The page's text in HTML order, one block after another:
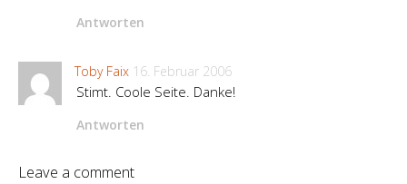
Antworten
Toby Faix 16. Februar 2006
Stimt. Coole Seite. Danke!
Antworten
Leave a comment